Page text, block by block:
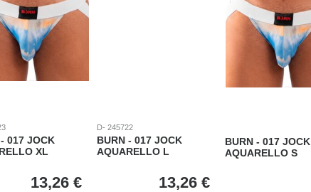
017 JOCK
XL
13,26 €
D- 245722
BURN - 017 JOCK
AQUARELLO L
13,26 €
BURN - 017 JOCK
AQUARELLO S